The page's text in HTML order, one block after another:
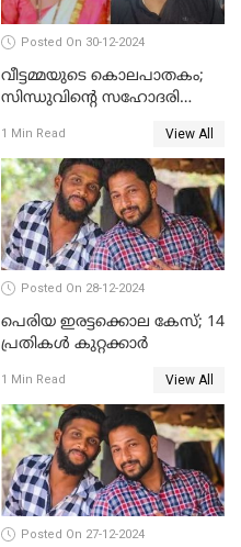
Posted On 30-12-2024
വീട്ടമ്മയുടെ കൊലപാതകം;
സിന്ധുവിന്റെ സഹോദരി
1 Min Read View All
Posted On 28-12-2024
പെരിയ ഇരട്ടക്കൊല കേസ്; 14
പ്രതികള്‍ കുറ്റക്കാര്‍
1 Min Read View All
Posted On 27-12-2024